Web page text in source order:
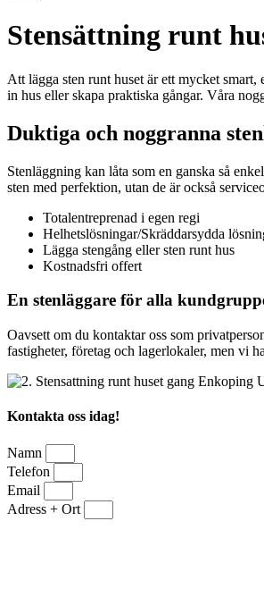
Stensättning runt
Att lägga sten runt huset är ett mycket
in hus eller skapa praktiska gångar. Våra
Duktiga och noggranna
Stenläggning kan låta som en ganska så
sten med perfektion, utan de är också
Totalentreprenad i egen regi
Helhetslösningar/Skräddarsydda
Lägga stengång eller sten runt hus
Kostnadsfri offert
En stenläggare för alla
Oavsett om du kontaktar oss som
fastigheter, företag och lagerlokaler, men vi
Kontakta oss idag!
Namn
Telefon
Email
Adress + Ort